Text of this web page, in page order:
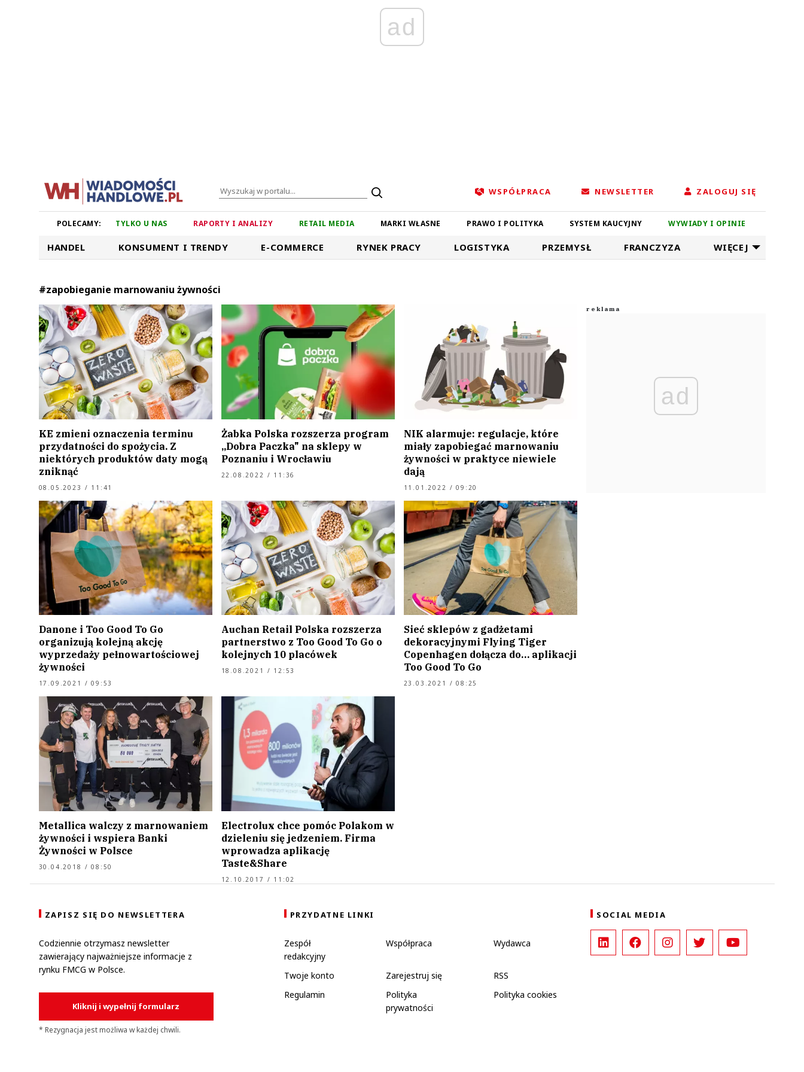
ad
WSPÓŁPRACA NEWSLETTER ZALOGUJ SIĘ
POLECAMY: TYLKO U NAS RAPORTY I ANALIZY RETAIL MEDIA MARKI WŁASNE PRAWO I POLITYKA SYSTEM KAUCYJNY WYWIADY I OPINIE
HANDEL KONSUMENT I TRENDY E-COMMERCE RYNEK PRACY LOGISTYKA PRZEMYSŁ FRANCZYZA WIĘCEJ
#zapobieganie marnowaniu żywności
KE zmieni oznaczenia terminu
przydatności do spożycia. Z
niektórych produktów daty mogą
zniknąć
08.05.2023 / 11:41
Żabka Polska rozszerza program
„Dobra Paczka" na sklepy w
Poznaniu i Wrocławiu
22.08.2022 / 11:36
NIK alarmuje: regulacje, które
miały zapobiegać marnowaniu
żywności w praktyce niewiele
dają
11.01.2022 / 09:20
Danone i Too Good To Go
organizują kolejną akcję
wyprzedaży pełnowartościowej
żywności
17.09.2021 / 09:53
Auchan Retail Polska rozszerza
partnerstwo z Too Good To Go o
kolejnych 10 placówek
18.08.2021 / 12:53
Sieć sklepów z gadżetami
dekoracyjnymi Flying Tiger
Copenhagen dołącza do… aplikacji
Too Good To Go
23.03.2021 / 08:25
Metallica walczy z marnowaniem
żywności i wspiera Banki
Żywności w Polsce
30.04.2018 / 08:50
Electrolux chce pomóc Polakom w
dzieleniu się jedzeniem. Firma
wprowadza aplikację
Taste&Share
12.10.2017 / 11:02
ad
ZAPISZ SIĘ DO NEWSLETTERA
Codziennie otrzymasz newsletter
zawierający najważniejsze informacje z
rynku FMCG w Polsce.
Kliknij i wypełnij formularz
* Rezygnacja jest możliwa w każdej chwili.
PRZYDATNE LINKI
Zespół
redakcyjny
Współpraca Wydawca
Twoje konto Zarejestruj się
RSS
Regulamin
Polityka
prywatności
Polityka cookies
SOCIAL MEDIA